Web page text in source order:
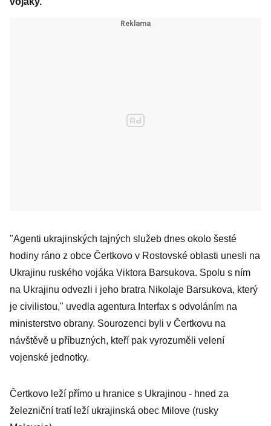
"Agenti ukrajinských tajných služeb dnes okolo šesté
hodiny ráno z obce Čertkovo v Rostovské oblasti unesli na
Ukrajinu ruského vojáka Viktora Barsukova. Spolu s ním
na Ukrajinu odvezli i jeho bratra Nikolaje Barsukova, který
je civilistou," uvedla agentura Interfax s odvoláním na
ministerstvo obrany. Sourozenci byli v Čertkovu na
návštěvě u příbuzných, kteří pak vyrozuměli velení
vojenské jednotky.
Čertkovo leží přímo u hranice s Ukrajinou - hned za
železniční tratí leží ukrajinská obec Milove (rusky